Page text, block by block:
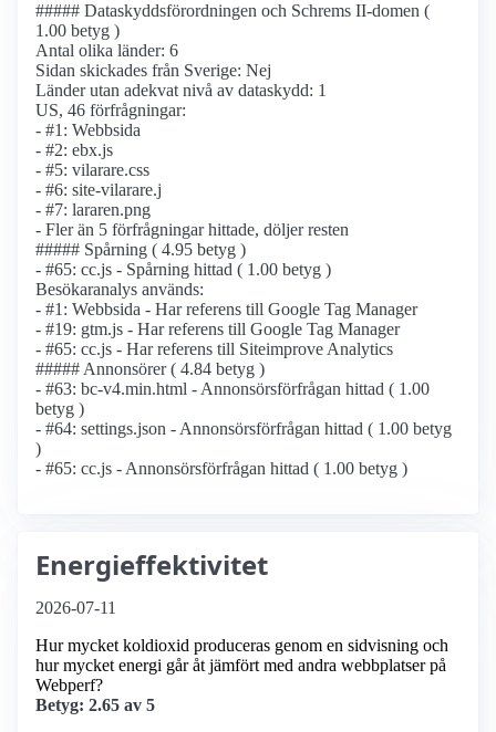
##### Dataskyddsförordningen och Schrems II-domen (
1.00 betyg )
Antal olika länder: 6
Sidan skickades från Sverige: Nej
Länder utan adekvat nivå av dataskydd: 1
US, 46 förfrågningar:
- #1: Webbsida
- #2: ebx.js
- #5: vilarare.css
- #6: site-vilarare.j
- #7: lararen.png
- Fler än 5 förfrågningar hittade, döljer resten
##### Spårning ( 4.95 betyg )
- #65: cc.js - Spårning hittad ( 1.00 betyg )
Besökaranalys används:
- #1: Webbsida - Har referens till Google Tag Manager
- #19: gtm.js - Har referens till Google Tag Manager
- #65: cc.js - Har referens till Siteimprove Analytics
##### Annonsörer ( 4.84 betyg )
- #63: bc-v4.min.html - Annonsörs­förfrågan hittad ( 1.00
betyg )
- #64: settings.json - Annonsörs­förfrågan hittad ( 1.00 betyg
)
- #65: cc.js - Annonsörs­förfrågan hittad ( 1.00 betyg )
Energieffektivitet
2026-07-11
Hur mycket koldioxid produceras genom en sidvisning och
hur mycket energi går åt jämfört med andra webbplatser på
Webperf?
Betyg: 2.65 av 5